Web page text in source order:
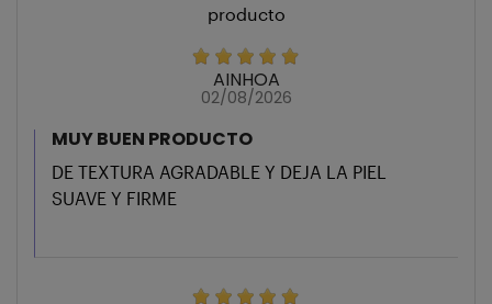
producto
AINHOA
02/08/2026
MUY BUEN PRODUCTO
DE TEXTURA AGRADABLE Y DEJA LA PIEL
SUAVE Y FIRME